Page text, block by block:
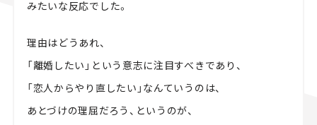
みたいな反応でした。
理由はどうあれ、
「離婚したい」という意志に注目すべきであり、
「恋人からやり直したい」なんていうのは、
あとづけの理屈だろう、というのが、